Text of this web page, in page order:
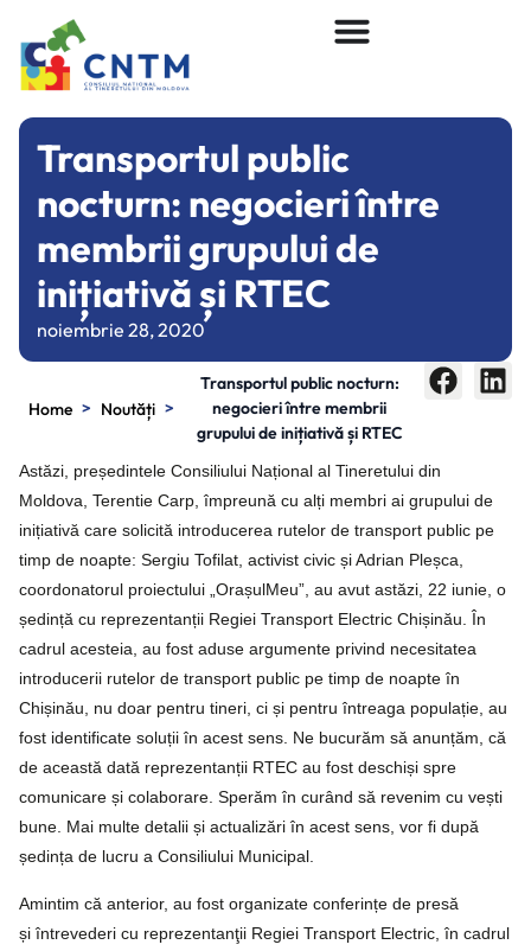
Transportul public
nocturn: negocieri între
membrii grupului de
inițiativă și RTEC
noiembrie 28, 2020
Home > Noutăți >
Transportul public nocturn:
negocieri între membrii
grupului de inițiativă și RTEC
Astăzi, președintele Consiliului Național al Tineretului din
Moldova, Terentie Carp, împreună cu alți membri ai grupului de
inițiativă care solicită introducerea rutelor de transport public pe
timp de noapte: Sergiu Tofilat, activist civic și Adrian Pleșca,
coordonatorul proiectului „OrașulMeu”, au avut astăzi, 22 iunie, o
ședință cu reprezentanții Regiei Transport Electric Chișinău. În
cadrul acesteia, au fost aduse argumente privind necesitatea
introducerii rutelor de transport public pe timp de noapte în
Chișinău, nu doar pentru tineri, ci și pentru întreaga populație, au
fost identificate soluții în acest sens. Ne bucurăm să anunțăm, că
de această dată reprezentanții RTEC au fost deschiși spre
comunicare și colaborare. Sperăm în curând să revenim cu vești
bune. Mai multe detalii și actualizări în acest sens, vor fi după
ședința de lucru a Consiliului Municipal.
Amintim că anterior, au fost organizate conferințe de presă
și întrevederi cu reprezentanţii Regiei Transport Electric, în cadrul